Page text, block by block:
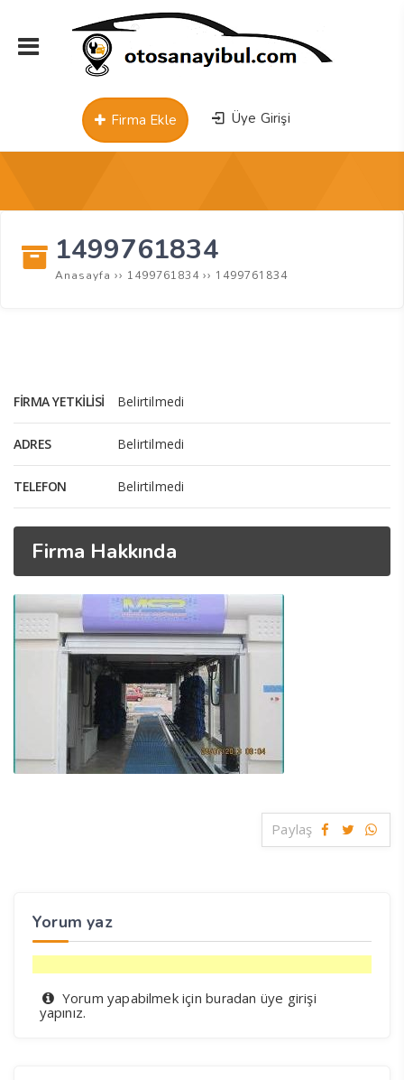
Üye Girişi
Firma Ekle
1499761834
Anasayfa ›› 1499761834 ›› 1499761834
FIRMA YETKILISI Belirtilmedi
ADRES Belirtilmedi
TELEFON Belirtilmedi
Firma Hakkında
Paylaş
Yorum yaz
Yorum yapabilmek içinburadan üye girişi
yapınız.